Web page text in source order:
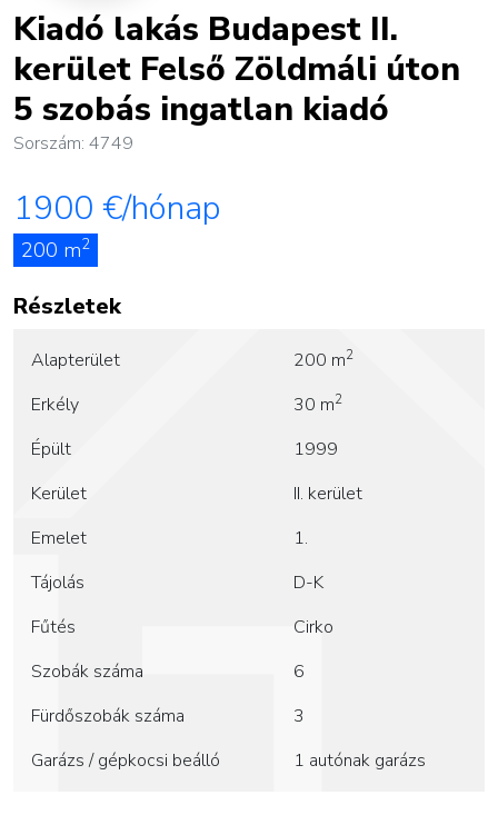
Kiadó lakás Budapest II.
kerület Felső Zöldmáli úton
5 szobás ingatlan kiadó
Sorszám: 4749
1900 €/hónap
200 m2
Részletek
Alapterület 200 m2
Erkély 30 m2
Épült
1999
Kerület
II. kerület
Emelet
1.
Tájolás
D-K
Fűtés
Cirko
Szobák száma
6
Fürdőszobák száma
3
Garázs / gépkocsi beálló
1 autónak garázs